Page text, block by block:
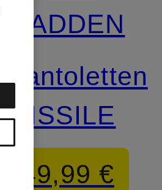
MADDEN
Pantoletten
MISSILE
49,99 €